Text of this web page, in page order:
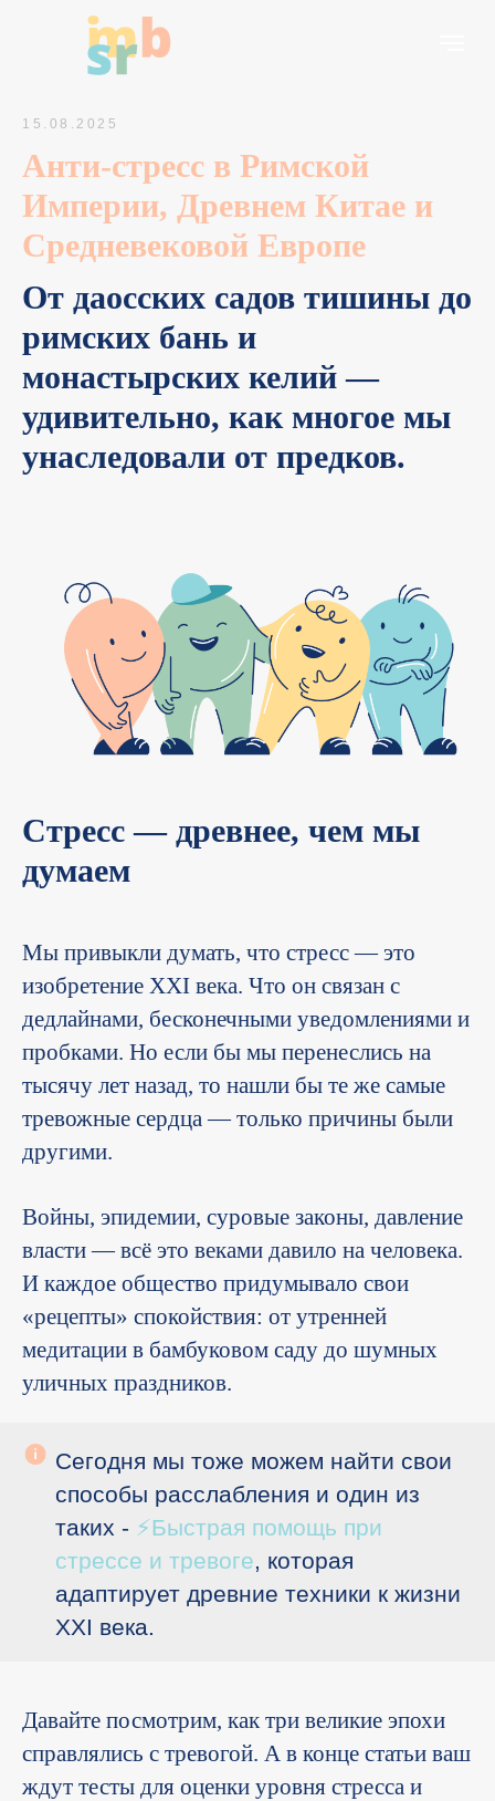
15.08.2025
Анти-стресс в Римской
Империи, Древнем Китае и
Средневековой Европе
От даосских садов тишины до
римских бань и
монастырских келий —
удивительно, как многое мы
унаследовали от предков.
Стресс — древнее, чем мы
думаем
Мы привыкли думать, что стресс — это
изобретение XXI века. Что он связан с
дедлайнами, бесконечными уведомлениями и
пробками. Но если бы мы перенеслись на
тысячу лет назад, то нашли бы те же самые
тревожные сердца — только причины были
другими.
Войны, эпидемии, суровые законы, давление
власти — всё это веками давило на человека.
И каждое общество придумывало свои
«рецепты» спокойствия: от утренней
медитации в бамбуковом саду до шумных
уличных праздников.
Сегодня мы тоже можем найти свои
способы расслабления и один из
таких - ⚡Быстрая помощь при
стрессе и тревоге, которая
адаптирует древние техники к жизни
XXI века.
Давайте посмотрим, как три великие эпохи
справлялись с тревогой. А в конце статьи ваш
ждут тесты для оценки уровня стресса и